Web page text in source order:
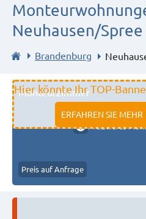
Neuhausen/Spree
Brandenburg
Hier könnte Ihr TOP-
ERFAHREN SIE MEHR
Monteurzimmer
11333 fulda
Preiswerte
Preis auf Anfrage